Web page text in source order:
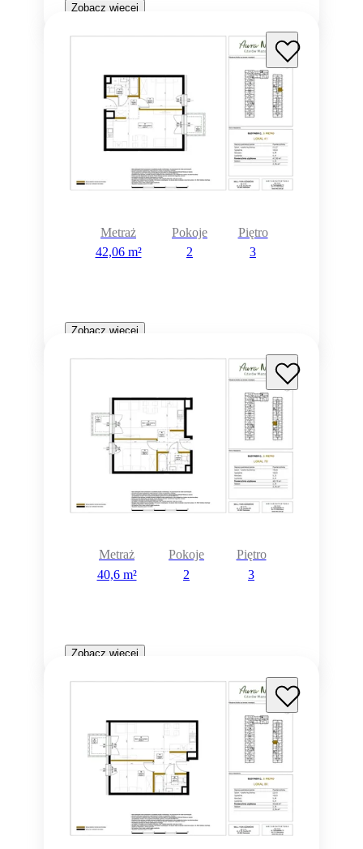
Zobacz więcej
Metraż
42,06 m²
Pokoje
2
Piętro
3
Zobacz więcej
Metraż
40,6 m²
Pokoje
2
Piętro
3
Zobacz więcej